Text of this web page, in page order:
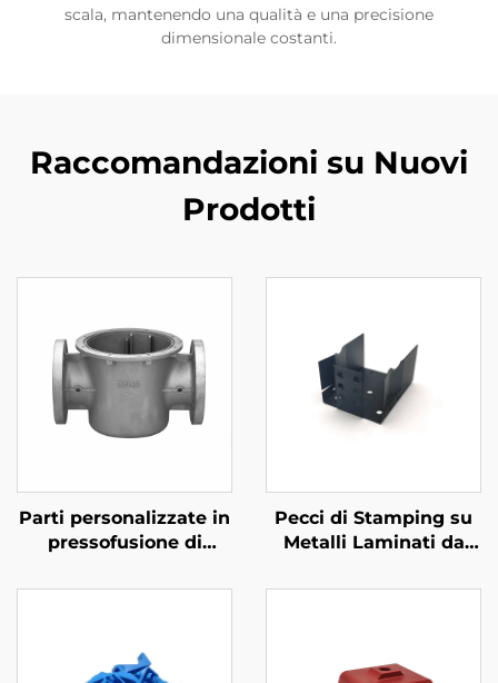
scala, mantenendo una qualità e una precisione
dimensionale costanti.
Raccomandazioni su Nuovi
Prodotti
Parti personalizzate in
pressofusione di
Pecci di Stamping su
Metalli Laminati da
Fabbricazione su